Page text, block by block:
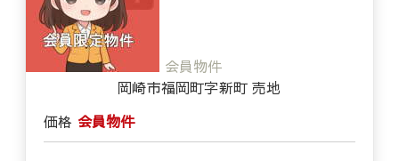
会員物件
岡崎市福岡町字新町 売地
価格 会員物件